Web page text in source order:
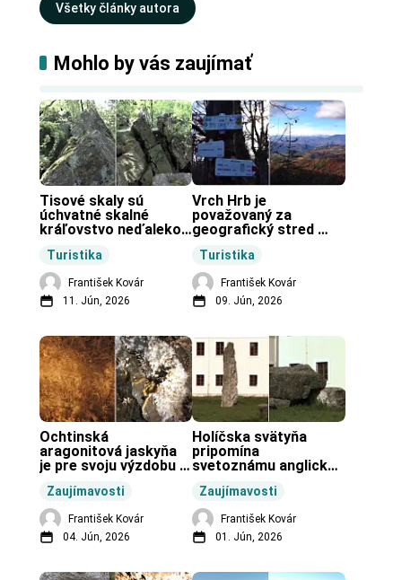
Všetky články autora
Mohlo by vás zaujímať
Turistika
Tisové skaly sú
úchvatné skalné
kráľovstvo neďaleko
František Kovár
11. Jún, 2026
Turistika
Vrch Hrb je
považovaný za
geografický stred
František Kovár
09. Jún, 2026
Zaujímavosti
Ochtinská
aragonitová jaskyňa
je pre svoju výzdobu
vo svete.
František Kovár
04. Jún, 2026
Zaujímavosti
Holíčska svätyňa
pripomína
svetoznámu anglickú
František Kovár
01. Jún, 2026